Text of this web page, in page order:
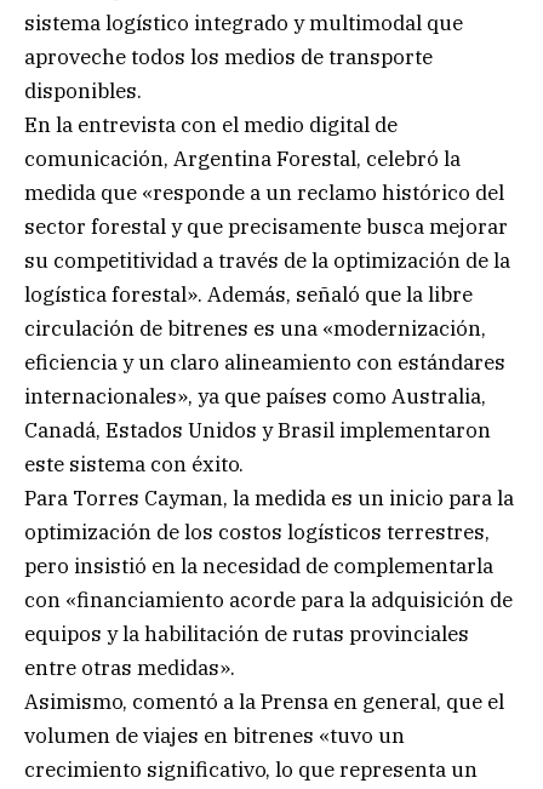
sistema logístico integrado y multimodal que
aproveche todos los medios de transporte
disponibles.
En la entrevista con el medio digital de
comunicación, Argentina Forestal, celebró la
medida que «responde a un reclamo histórico del
sector forestal y que precisamente busca mejorar
su competitividad a través de la optimización de la
logística forestal». Además, señaló que la libre
circulación de bitrenes es una «modernización,
eficiencia y un claro alineamiento con estándares
internacionales», ya que países como Australia,
Canadá, Estados Unidos y Brasil implementaron
este sistema con éxito.
Para Torres Cayman, la medida es un inicio para la
optimización de los costos logísticos terrestres,
pero insistió en la necesidad de complementarla
con «financiamiento acorde para la adquisición de
equipos y la habilitación de rutas provinciales
entre otras medidas».
Asimismo, comentó a la Prensa en general, que el
volumen de viajes en bitrenes «tuvo un
crecimiento significativo, lo que representa un